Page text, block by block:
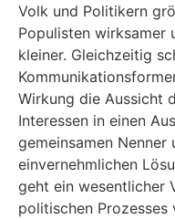
Volk und Politikern
Populisten wirksamer
kleiner. Gleichzeitig
Wirkung die Aussicht
Interessen in einen
gemeinsamen
einvernehmlichen
geht ein wesentlicher
politischen Prozesses